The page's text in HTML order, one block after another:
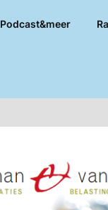
Podcast&meer